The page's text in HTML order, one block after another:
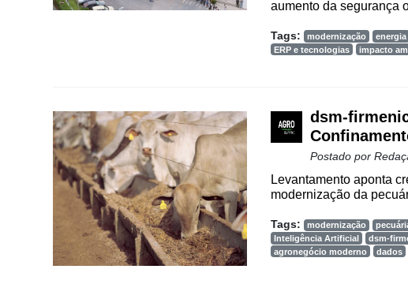
Agricultura
aumento da segurança
Tags: modernização energia
ERP e tecnologias
impacto
dsm-
Postado por
Levantamento aponta
modernização da
Tags: modernização
Inteligência Artificial
dsm-
agronegócio moderno
dados